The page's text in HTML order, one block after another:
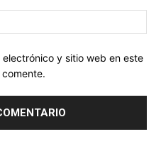
y sitio web en este